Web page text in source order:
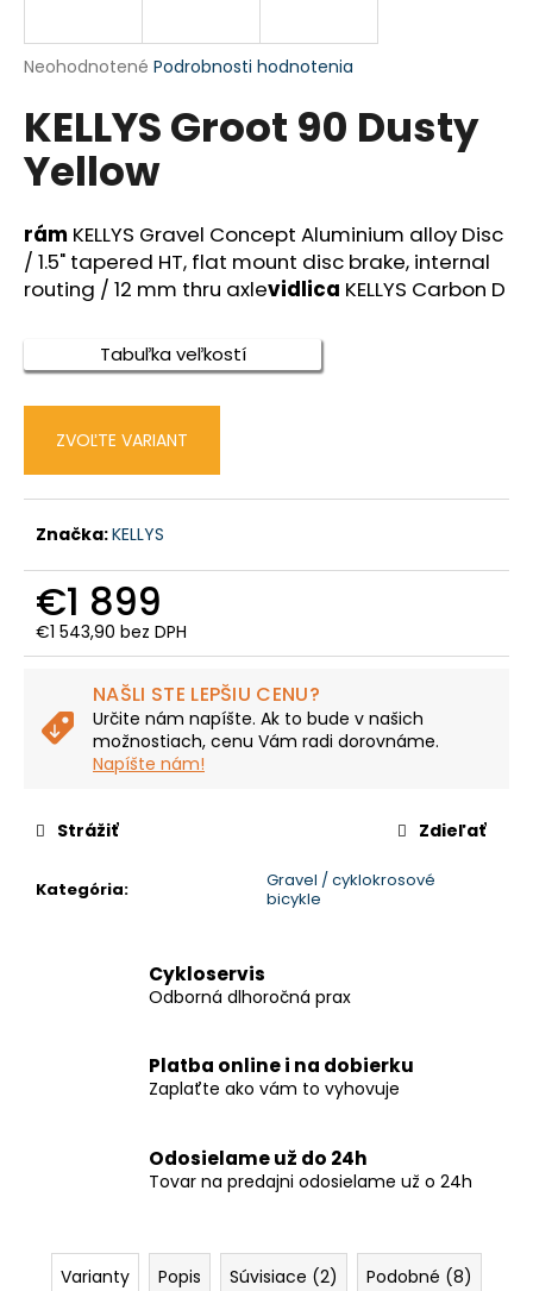
Priemerné
produktu
je
0,0
z
hviezdičiek.
Neohodnotené Podrobnosti hodnotenia
KELLYS Groot 90 Dusty
Yellow
rám KELLYS Gravel Concept Aluminium alloy Disc
/ 1.5" tapered HT, flat mount disc brake, internal
routing / 12 mm thru axlevidlica KELLYS Carbon D
Tabuľka veľkostí
ZVOĽTE VARIANT
Značka:KELLYS
€1 899
€1 543,90 bez DPH
Jednotková
NAŠLI STE LEPŠIU CENU?
Určite nám napíšte. Ak to bude v našich
možnostiach, cenu Vám radi dorovnáme.
Napíšte nám!
Kategória:
Gravel / cyklokrosové
bicykle
Strážiť Zdieľať
Cykloservis
Odborná dlhoročná prax
Platba online i na dobierku
Zaplaťte ako vám to vyhovuje
Odosielame už do 24h
Tovar na predajni odosielame už o 24h
Varianty Popis Súvisiace (2)
Podobné (8)
j
ť
?
HĽADAŤ
O
d
r
ú
č
a
m
e
VIA
3SPD
158
Pôvodne:
289